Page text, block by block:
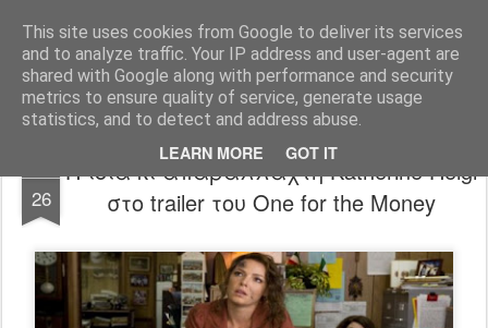
This site uses cookies from Google to deliver its services
and to analyze traffic. Your IP address and user-agent are
shared with Google along with performance and security
metrics to ensure quality of service, generate usage
statistics, and to detect and address abuse.
LEARN MORE GOT IT
FilmBoy
26
Η ίδια κι απαράλλαχτη Katherine Heigl
στο trailer του One for the Money